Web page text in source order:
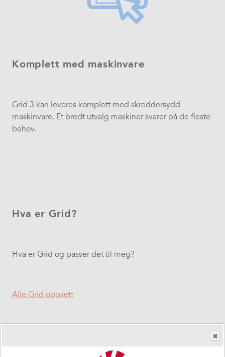
Komplett med maskinvare
Grid 3 kan leveres komplett med skreddersydd
maskinvare. Et bredt utvalg maskiner svarer på de fleste
behov.
Hva er Grid?
Hva er Grid og passer det til meg?
Alle Grid oppsett